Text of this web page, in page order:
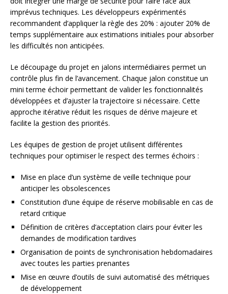
imprévus techniques. Les développeurs expérimentés
recommandent d’appliquer la règle des 20% : ajouter 20% de
temps supplémentaire aux estimations initiales pour absorber
les difficultés non anticipées.
Le découpage du projet en jalons intermédiaires permet un
contrôle plus fin de l’avancement. Chaque jalon constitue un
mini terme échoir permettant de valider les fonctionnalités
développées et d’ajuster la trajectoire si nécessaire. Cette
approche itérative réduit les risques de dérive majeure et
facilite la gestion des priorités.
Les équipes de gestion de projet utilisent différentes
techniques pour optimiser le respect des termes échoirs :
Mise en place d’un système de veille technique pour
anticiper les obsolescences
Constitution d’une équipe de réserve mobilisable en cas de
retard critique
Définition de critères d’acceptation clairs pour éviter les
demandes de modification tardives
Organisation de points de synchronisation hebdomadaires
avec toutes les parties prenantes
Mise en œuvre d’outils de suivi automatisé des métriques
de développement